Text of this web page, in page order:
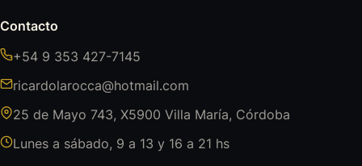
Contacto
+54 9 353 427-7145
ricardolarocca@hotmail.com
25 de Mayo 743, X5900 Villa María, Córdoba
Lunes a sábado, 9 a 13 y 16 a 21 hs